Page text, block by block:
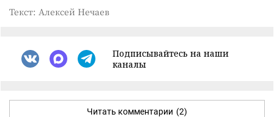
Текст: Алексей Нечаев
Подписывайтесь на наши
каналы
Читать комментарии (2)